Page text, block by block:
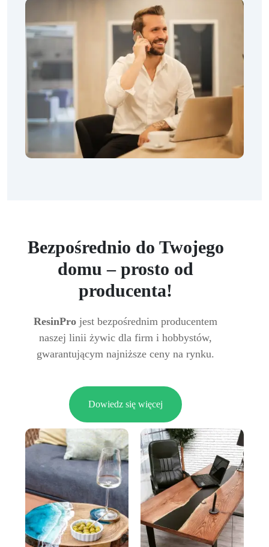
Bezpośrednio do Twojego
domu – prosto od
producenta!
ResinPro jest bezpośrednim producentem
naszej linii żywic dla firm i hobbystów,
gwarantującym najniższe ceny na rynku.
Dowiedz się więcej